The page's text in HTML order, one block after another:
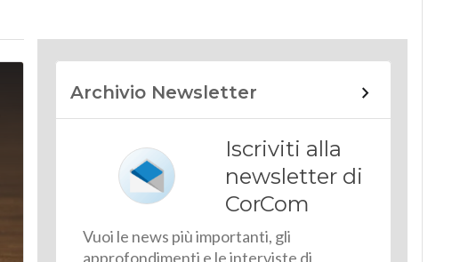
Archivio Newsletter
Iscriviti alla
newsletter di
CorCom
Vuoi le news più importanti, gli
approfondimenti e le interviste di